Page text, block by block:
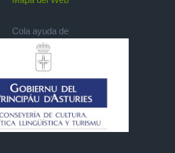
Cola ayuda de